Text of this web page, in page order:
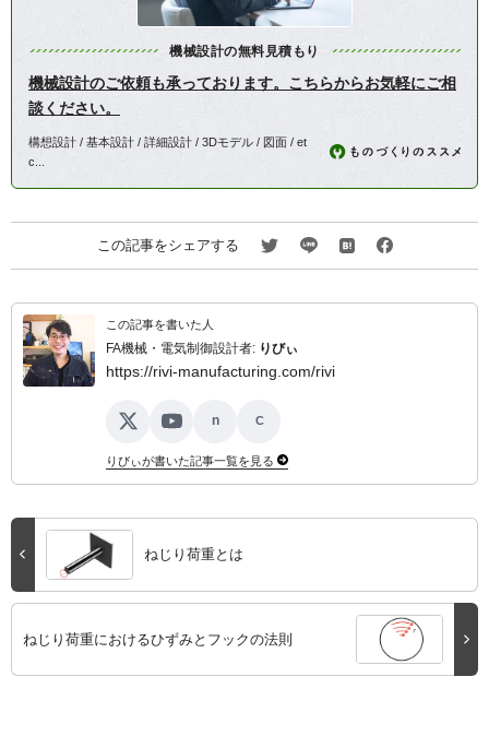
機械設計の無料見積もり
機械設計のご依頼も承っております。こちらからお気軽にご相
談ください。
構想設計 / 基本設計 / 詳細設計 / 3Dモデル / 図面 / et
c...
この記事をシェアする
この記事を書いた人
FA機械・電気制御設計者: りびぃ
https://rivi-manufacturing.com/rivi
X YouTube
n C
りびぃが書いた記事一覧を見る
ねじり荷重とは
ねじり荷重におけるひずみとフックの法則